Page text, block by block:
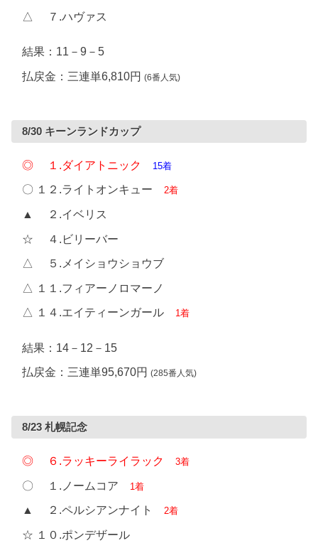
△ ７.ハヴァス
結果：11－9－5
払戻金：三連単6,810円(6番人気)
8/30 キーンランドカップ
◎ １.ダイアトニック 15着
〇 １２.ライトオンキュー 2着
▲ ２.イベリス
☆ ４.ビリーバー
△ ５.メイショウショウブ
△ １１.フィアーノロマーノ
△ １４.エイティーンガール 1着
結果：14－12－15
払戻金：三連単95,670円(285番人気)
8/23 札幌記念
◎ ６.ラッキーライラック 3着
〇 １.ノームコア 1着
▲ ２.ペルシアンナイト2着
☆ １０.ポンデザール